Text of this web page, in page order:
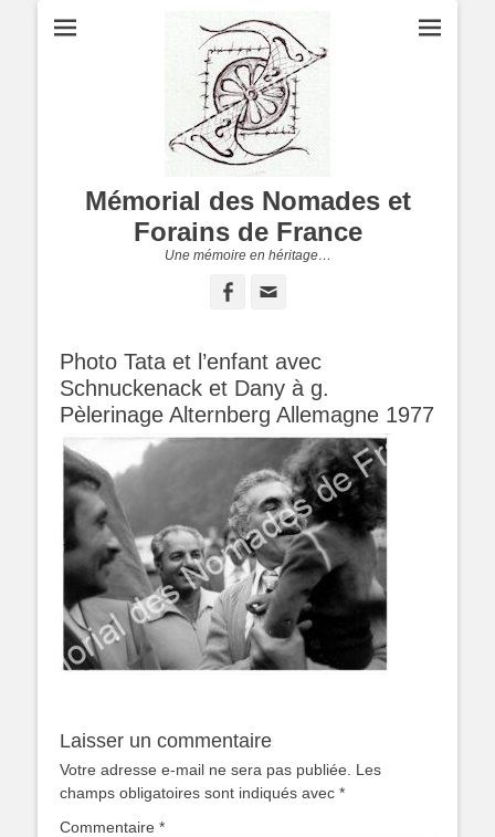
Mémorial des Nomades et
Forains de France
Une mémoire en héritage…
Facebook
Photo Tata et l’enfant avec
Schnuckenack et Dany à g.
Pèlerinage Alternberg Allemagne 1977
Laisser un commentaire
Votre adresse e-mail ne sera pas publiée.
Les
champs obligatoires sont indiqués avec *
Commentaire *